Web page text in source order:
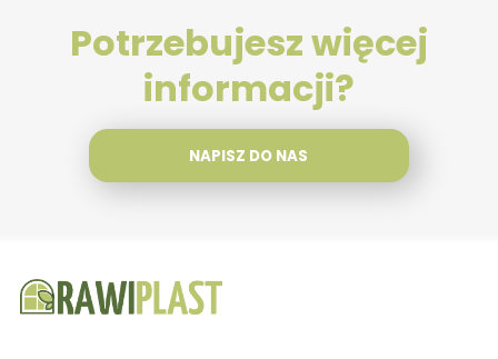
Potrzebujesz więcej
informacji?
NAPISZ DO NAS